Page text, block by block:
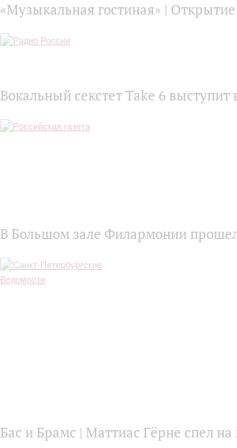
«Музыкальная гостиная» |
Вокальный секстет Take 6 выступит
В Большом зале Филармонии
Бас и Брамс | Маттиас Гёрне спел